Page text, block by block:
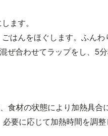
ます。
はんをほぐします。ふんわ
合わせてラップをし、5分
食材の状態により加熱具合
要に応じて加熱時間を調